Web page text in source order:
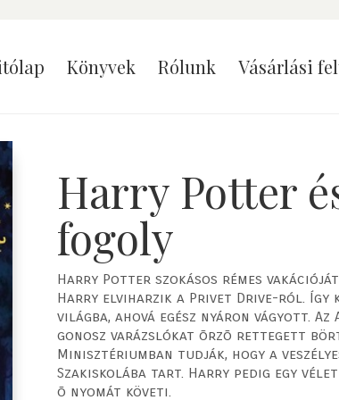
Könyvek Rólunk Vásárlási
Harry Potter
fogoly
Harry Potter szokásos rémes
Harry elviharzik a Privet Drive-ról. Így
világba, ahová egész nyáron vágyott.
gonosz varázslókat õrzõ rettegett
Minisztériumban tudják, hogy a
Szakiskolába tart. Harry pedig egy
õ nyomát követi.